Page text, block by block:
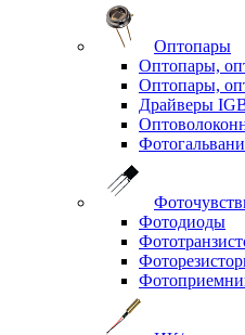
Оптопары
Оптопары,
Оптопары,
Драйверы
Фотодиоды